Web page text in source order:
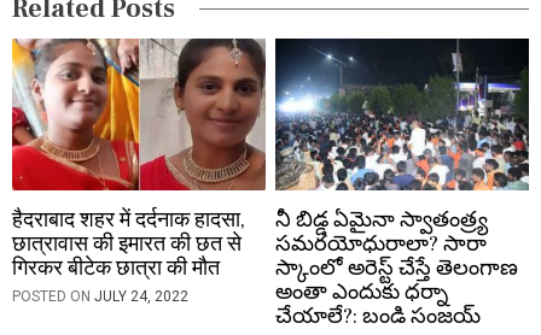
o
n
Related Posts
हैदराबाद शहर में दर्दनाक हादसा,
छात्रावास की इमारत की छत से
गिरकर बीटेक छात्रा की मौत
POSTED ON JULY 24, 2022
నీ బిడ్డ ఏమైనా స్వాతంత్ర్య
సమరయోధురాలా? సారా
స్కాంలో అరెస్ట్ చేస్తే తెలంగాణ
అంతా ఎందుకు ధర్నా
చేయాలే?: బండి సంజయ్